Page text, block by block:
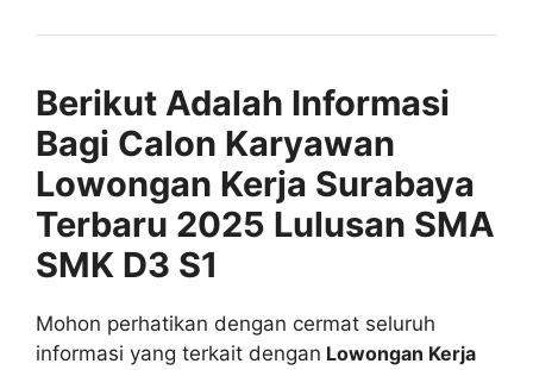
Berikut Adalah Informasi
Bagi Calon Karyawan
Lowongan Kerja Surabaya
Terbaru 2025 Lulusan SMA
SMK D3 S1
Mohon perhatikan dengan cermat seluruh
informasi yang terkait dengan Lowongan Kerja